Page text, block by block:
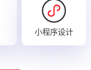
小程序设计